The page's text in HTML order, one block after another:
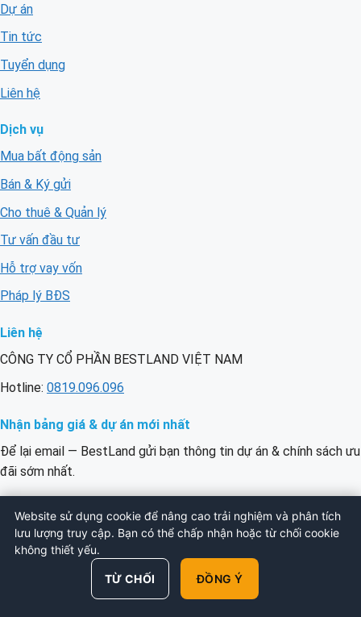
Dự án
Tin tức
Tuyển dụng
Liên hệ
Dịch vụ
Mua bất động sản
Bán & Ký gửi
Cho thuê & Quản lý
Tư vấn đầu tư
Hỗ trợ vay vốn
Pháp lý BĐS
Liên hệ
CÔNG TY CỔ PHẦN BESTLAND VIỆT NAM
Hotline: 0819.096.096
Nhận bảng giá & dự án mới nhất
Để lại email — BestLand gửi bạn thông tin dự án & chính sách ưu
đãi sớm nhất.
của
bạn
ĐĂNG KÝ
© 2026 BESTLAND VIỆT NAM. All Rights
Chính sách bảo mật Điều khoản
Website sử dụng cookie để nâng cao trải nghiệm và phân tích
lưu lượng truy cập. Bạn có thể chấp nhận hoặc từ chối cookie
không thiết yếu.
TỪ CHỐI ĐỒNG Ý